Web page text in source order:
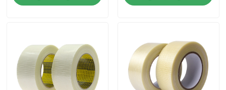
تور کارخانه
کنترل کیفیت